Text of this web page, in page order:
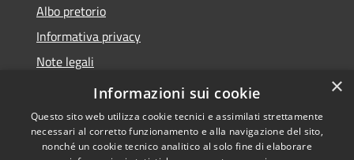
Albo pretorio
Informativa privacy
Note legali
Dichiarazione di accessibilità
×
Informazioni sui cookie
Questo sito web utilizza cookie tecnici e assimilati strettamente
necessari al corretto funzionamento e alla navigazione del sito,
nonché un cookie tecnico analitico al solo fine di elaborare